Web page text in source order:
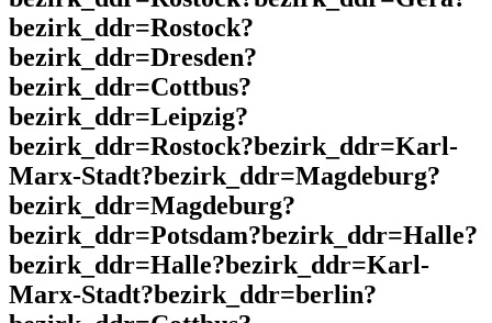
bezirk_ddr=Rostock?
bezirk_ddr=Dresden?
bezirk_ddr=Cottbus?
bezirk_ddr=Leipzig?
bezirk_ddr=Rostock?bezirk_ddr=Karl-
Marx-Stadt?bezirk_ddr=Magdeburg?
bezirk_ddr=Magdeburg?
bezirk_ddr=Potsdam?bezirk_ddr=Halle?
bezirk_ddr=Halle?bezirk_ddr=Karl-
Marx-Stadt?bezirk_ddr=berlin?